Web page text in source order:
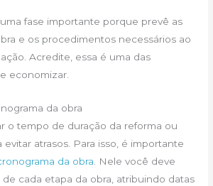
fase importante porque prevê as
e os procedimentos necessários ao
Acredite, essa é uma das
economizar.
da obra
o tempo de duração da reforma ou
atrasos. Para isso, é importante
da obra . Nele você deve
de cada etapa da obra, atribuindo datas